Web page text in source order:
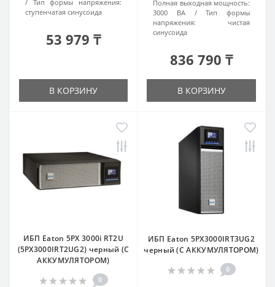
Тип формы напряжения:
ступенчатая синусоида
53 979 ₸
В КОРЗИНУ
Полная выходная мощность:
3000 ВА
Тип формы
напряжения:
чистая
синусоида
836 790 ₸
В КОРЗИНУ
ИБП Eaton 5PX 3000i RT2U
(5PX3000IRT2UG2) черный (С
АККУМУЛЯТОРОМ)
0
ИБП Eaton 5PX3000IRT3UG2
черный (С АККУМУЛЯТОРОМ)
0